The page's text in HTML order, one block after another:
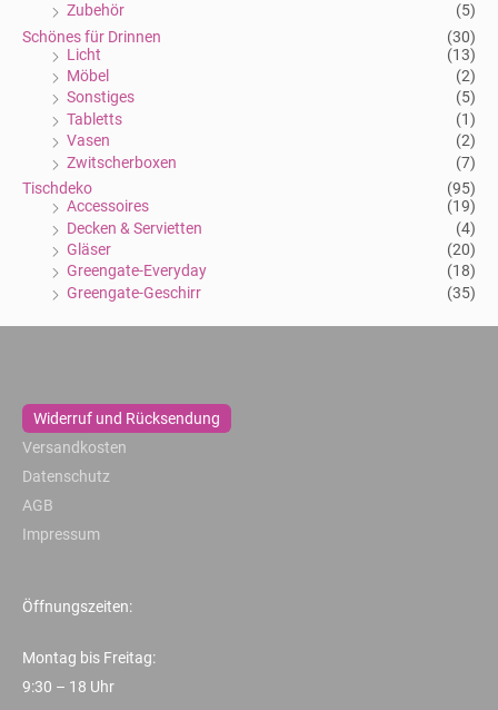
Zubehör
(5)
Schönes für Drinnen
(30)
Licht
(13)
Möbel
(2)
Sonstiges
(5)
Tabletts
(1)
Vasen
(2)
Zwitscherboxen
(7)
Tischdeko
(95)
Accessoires
(19)
Decken & Servietten
(4)
Gläser
(20)
Greengate-Everyday
(18)
Greengate-Geschirr
(35)
Widerruf und Rücksendung
Versandkosten
Datenschutz
AGB
Impressum
Öffnungszeiten:
Montag bis Freitag:
9:30 – 18 Uhr